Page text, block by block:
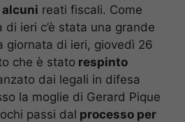
alcuni reati fiscali. Come
ieri c’è stata una grande
giornata di ieri, giovedì 26
che è stato respinto
dai legali in difesa
la moglie di Gerard Pique
passi dal processo per